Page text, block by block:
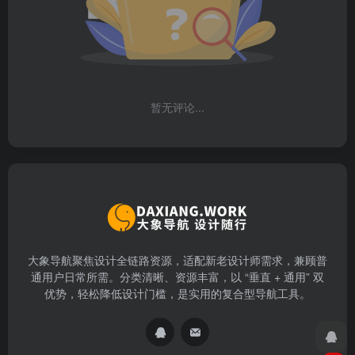
暂无评论...
大象导航聚焦设计全链路资源，适配新老设计师需求，兼顾普
通用户日常所需。分类清晰、资源丰富，以 “垂直 + 通用” 双
优势，轻松降低设计门槛，是实用的复合型导航工具。